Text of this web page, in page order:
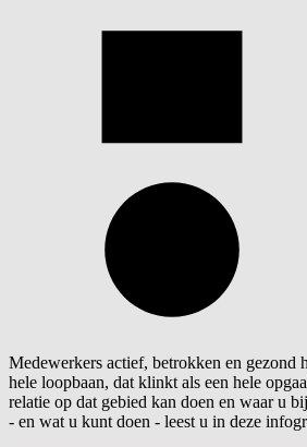
Medewerkers actief, betrokken en gezond
hele loopbaan, dat klinkt als een hele
relatie op dat gebied kan doen en waar u
- en wat u kunt doen - leest u in deze